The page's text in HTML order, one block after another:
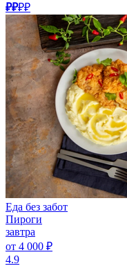
₽₽₽₽
Еда без забот
Пироги
завтра
от 4 000 ₽
4.9